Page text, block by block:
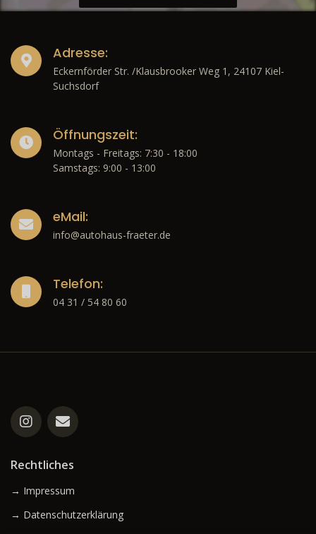
Adresse:
Eckernförder Str. /Klausbrooker Weg 1, 24107 Kiel-
Suchsdorf
Öffnungszeit:
Montags - Freitags: 7:30 - 18:00
Samstags: 9:00 - 13:00
eMail:
info@autohaus-fraeter.de
Telefon:
04 31 / 54 80 60
Rechtliches
→ Impressum
→ Datenschutzerklärung